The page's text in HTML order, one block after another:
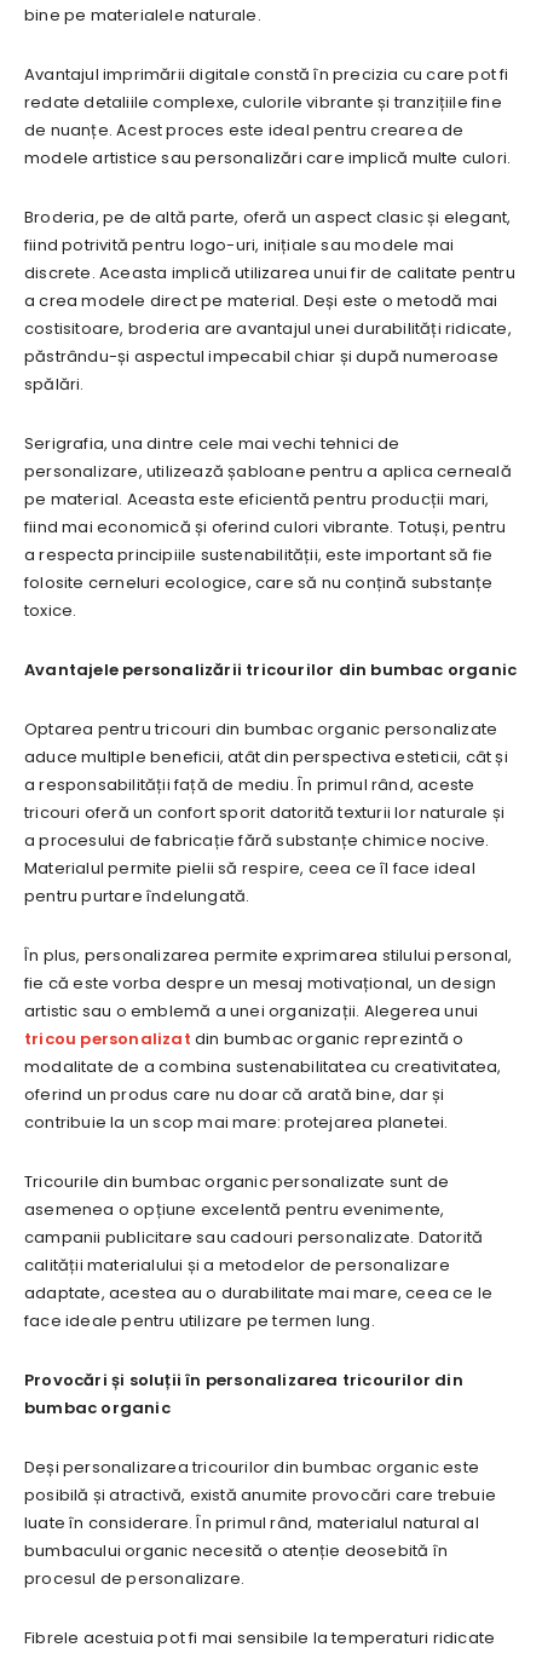
bine pe materialele naturale.
Avantajul imprimării digitale constă în precizia cu care pot fi
redate detaliile complexe, culorile vibrante și tranzițiile fine
de nuanțe. Acest proces este ideal pentru crearea de
modele artistice sau personalizări care implică multe culori.
Broderia, pe de altă parte, oferă un aspect clasic și elegant,
fiind potrivită pentru logo-uri, inițiale sau modele mai
discrete. Aceasta implică utilizarea unui fir de calitate pentru
a crea modele direct pe material. Deși este o metodă mai
costisitoare, broderia are avantajul unei durabilități ridicate,
păstrându-și aspectul impecabil chiar și după numeroase
spălări.
Serigrafia, una dintre cele mai vechi tehnici de
personalizare, utilizează șabloane pentru a aplica cerneală
pe material. Aceasta este eficientă pentru producții mari,
fiind mai economică și oferind culori vibrante. Totuși, pentru
a respecta principiile sustenabilității, este important să fie
folosite cerneluri ecologice, care să nu conțină substanțe
toxice.
Avantajele personalizării tricourilor din bumbac organic
Optarea pentru tricouri din bumbac organic personalizate
aduce multiple beneficii, atât din perspectiva esteticii, cât și
a responsabilității față de mediu. În primul rând, aceste
tricouri oferă un confort sporit datorită texturii lor naturale și
a procesului de fabricație fără substanțe chimice nocive.
Materialul permite pielii să respire, ceea ce îl face ideal
pentru purtare îndelungată.
În plus, personalizarea permite exprimarea stilului personal,
fie că este vorba despre un mesaj motivațional, un design
artistic sau o emblemă a unei organizații. Alegerea unui
tricou personalizat din bumbac organic reprezintă o
modalitate de a combina sustenabilitatea cu creativitatea,
oferind un produs care nu doar că arată bine, dar și
contribuie la un scop mai mare: protejarea planetei.
Tricourile din bumbac organic personalizate sunt de
asemenea o opțiune excelentă pentru evenimente,
campanii publicitare sau cadouri personalizate. Datorită
calității materialului și a metodelor de personalizare
adaptate, acestea au o durabilitate mai mare, ceea ce le
face ideale pentru utilizare pe termen lung.
Provocări și soluții în personalizarea tricourilor din
bumbac organic
Deși personalizarea tricourilor din bumbac organic este
posibilă și atractivă, există anumite provocări care trebuie
luate în considerare. În primul rând, materialul natural al
bumbacului organic necesită o atenție deosebită în
procesul de personalizare.
Fibrele acestuia pot fi mai sensibile la temperaturi ridicate